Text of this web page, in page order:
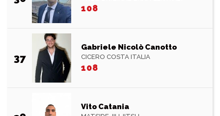
108
37
Gabriele Nicolò Canotto
CICERO COSTA ITALIA
108
Vito Catania